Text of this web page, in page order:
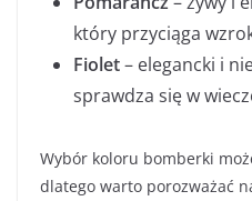
który przyciąga
Fiolet– elegancki i
sprawdza się w
Wybór koloru bomberki
dlatego warto porozważać